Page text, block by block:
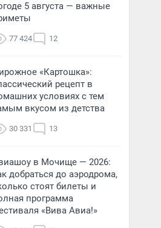
5 августа — важные
77 424 12
«Картошка»:
рецепт в
условиях с тем
вкусом из детства
30 331 13
в Мочище — 2026:
добраться до аэродрома,
стоят билеты и
программа
«Вива Авиа!»